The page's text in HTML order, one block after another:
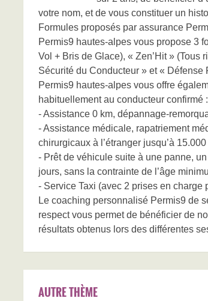
votre nom, et de vous constituer un
Formules proposés par assurance
Permis9 hautes-alpes vous propose 3
Vol + Bris de Glace), « Zen’Hit »
Sécurité du Conducteur » et « Défense
Permis9 hautes-alpes vous offre
habituellement au conducteur confirmé :
- Assistance 0 km, dépannage-
- Assistance médicale, rapatriement
chirurgicaux à l’étranger jusqu’à 15.000
- Prêt de véhicule suite à une panne,
jours, sans la contrainte de l’âge
- Service Taxi (avec 2 prises en
Le coaching personnalisé Permis9 de
respect vous permet de bénéficier de
résultats obtenus lors des différentes
AUTRE THÈME